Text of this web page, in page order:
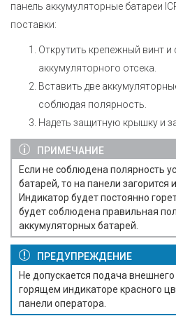
панель аккумуляторные батареи
поставки:
Открутить крепежный винт
аккумуляторного отсека.
Вставить две
соблюдая полярность.
Надеть защитную крышку и
ПРИМЕЧАНИЕ
Если не соблюдена полярность
батарей, то на панели загорится
Индикатор будет постоянно
будет соблюдена правильная
аккумуляторных батарей.
ПРЕДУПРЕЖДЕНИЕ
Не допускается подача
горящем индикаторе красного
панели оператора.